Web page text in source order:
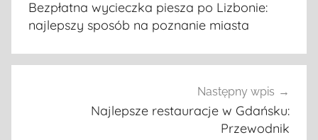
Bezpłatna wycieczka piesza po Lizbonie:
najlepszy sposób na poznanie miasta
Następny wpis
Najlepsze restauracje w Gdańsku:
Przewodnik